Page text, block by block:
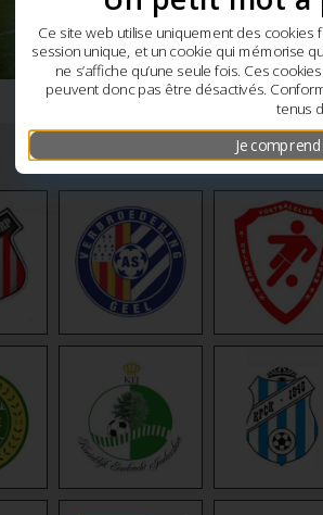
Ce site web utilise uniquement des cookies
session unique, et un cookie qui mémorise
ne s’affiche qu’une seule fois. Ces
peuvent donc pas être désactivés.
tenus
Je